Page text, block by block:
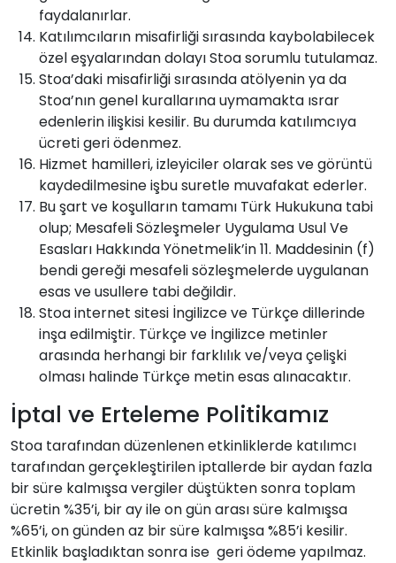
faydalanırlar.
Katılımcıların misafirliği sırasında kaybolabilecek
özel eşyalarından dolayı Stoa sorumlu tutulamaz.
Stoa’daki misafirliği sırasında atölyenin ya da
Stoa’nın genel kurallarına uymamakta ısrar
edenlerin ilişkisi kesilir. Bu durumda katılımcıya
ücreti geri ödenmez.
Hizmet hamilleri, izleyiciler olarak ses ve görüntü
kaydedilmesine işbu suretle muvafakat ederler.
Bu şart ve koşulların tamamı Türk Hukukuna tabi
olup; Mesafeli Sözleşmeler Uygulama Usul Ve
Esasları Hakkında Yönetmelik’in 11. Maddesinin (f)
bendi gereği mesafeli sözleşmelerde uygulanan
esas ve usullere tabi değildir.
Stoa internet sitesi İngilizce ve Türkçe dillerinde
inşa edilmiştir. Türkçe ve İngilizce metinler
arasında herhangi bir farklılık ve/veya çelişki
olması halinde Türkçe metin esas alınacaktır.
İptal ve Erteleme Politikamız
Stoa tarafından düzenlenen etkinliklerde katılımcı
tarafından gerçekleştirilen iptallerde bir aydan fazla
bir süre kalmışsa vergiler düştükten sonra toplam
ücretin %35’i, bir ay ile on gün arası süre kalmışsa
%65’i, on günden az bir süre kalmışsa %85’i kesilir.
Etkinlik başladıktan sonra ise geri ödeme yapılmaz.